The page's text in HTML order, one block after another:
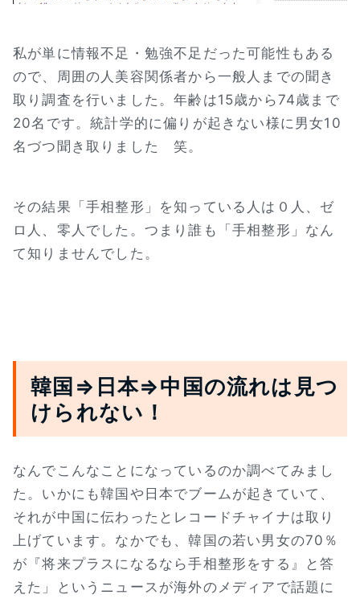
私が単に情報不足・勉強不足だった可能性もある
ので、周囲の人美容関係者から一般人までの聞き
取り調査を行いました。年齢は15歳から74歳まで
20名です。統計学的に偏りが起きない様に男女10
名づつ聞き取りました 笑。
その結果「手相整形」を知っている人は０人、ゼ
ロ人、零人でした。つまり誰も「手相整形」なん
て知りませんでした。
韓国⇒日本⇒中国の流れは見つ
けられない！
なんでこんなことになっているのか調べてみまし
た。いかにも韓国や日本でブームが起きていて、
それが中国に伝わったとレコードチャイナは取り
上げています。なかでも、韓国の若い男女の70％
が『将来プラスになるなら手相整形をする』と答
えた」というニュースが海外のメディアで話題に